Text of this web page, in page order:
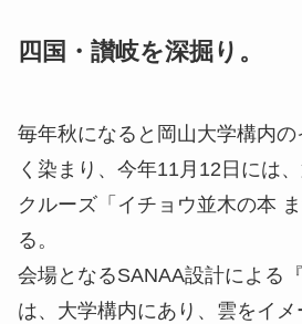
四国・讃岐を深掘り。
毎年秋になると岡山大学構内
く染まり、今年11月12日には
クルーズ「イチョウ並木の本
る。
会場となるSANAA設計による
は、大学構内にあり、雲をイメ